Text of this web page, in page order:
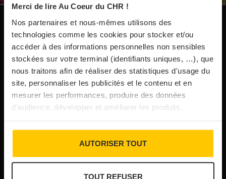
Merci de lire Au Coeur du CHR !
Nos partenaires et nous-mêmes utilisons des
technologies comme les cookies pour stocker et/ou
accéder à des informations personnelles non sensibles
stockées sur votre terminal (identifiants uniques, …), que
nous traitons afin de réaliser des statistiques d'usage du
site, personnaliser les publicités et le contenu et en
mesurer les performances, produire des données
d’audience, développer et améliorer les produits.
AUTORISER TOUT
TOUT REFUSER
31/07/2026
Vins fins : la Chine affiche ses ambitions
31/07/2026
Brasserie Dupont : la bière saison, mais pas
que…
Incendies : l’aide d’urgence rehaussée à 8 000 €
pour les indépendants, l’autoroute A63 réouverte
NOS PUBLICATIONS